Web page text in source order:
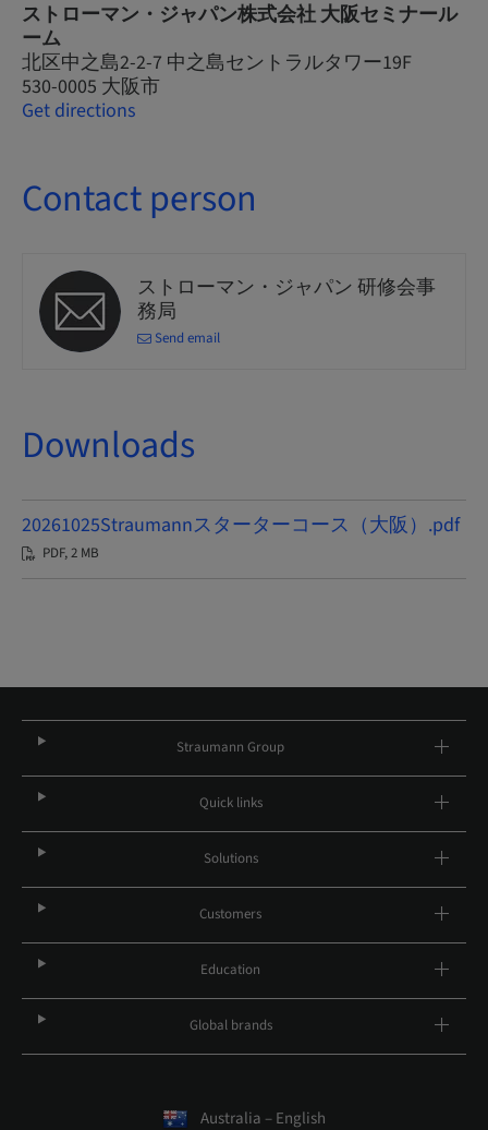
ストローマン・ジャパン株式会社 大阪セミナール
ーム
北区中之島2-2-7 中之島セントラルタワー19F
530-0005 大阪市
Get directions
Contact person
ストローマン・ジャパン 研修会事
務局
Send email
Downloads
20261025Straumannスターターコース（大阪）.pdf
PDF, 2 MB
Straumann Group
Quick links
Solutions
Customers
Education
Global brands
Australia – English